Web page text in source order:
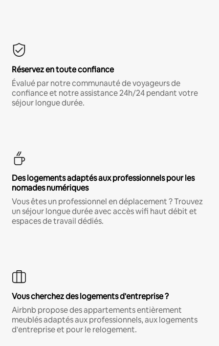
Réservez en toute confiance
Évalué par notre communauté de voyageurs de
confiance et notre assistance 24h/24 pendant votre
séjour longue durée.
Des logements adaptés aux professionnels pour les
nomades numériques
Vous êtes un professionnel en déplacement ? Trouvez
un séjour longue durée avec accès wifi haut débit et
espaces de travail dédiés.
Vous cherchez des logements d'entreprise ?
Airbnb propose des appartements entièrement
meublés adaptés aux professionnels, aux logements
d'entreprise et pour le relogement.